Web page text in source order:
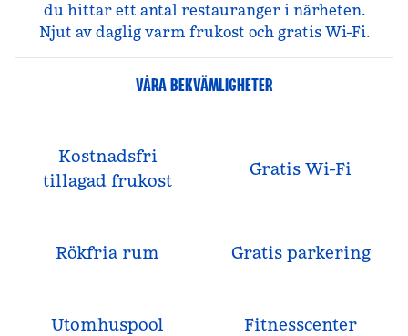
du hittar ett antal restauranger i närheten.
Njut av daglig varm frukost och gratis Wi-Fi.
VÅRA BEKVÄMLIGHETER
Kostnadsfri
tillagad frukost
Gratis Wi-Fi
Rökfria rum Gratis parkering
Utomhuspool Fitnesscenter